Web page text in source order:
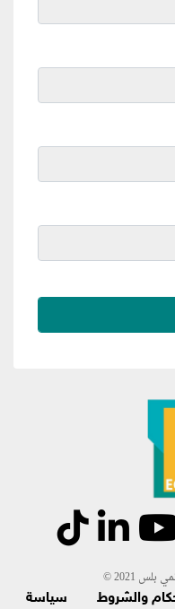
2021 ©
والشروط سياسة